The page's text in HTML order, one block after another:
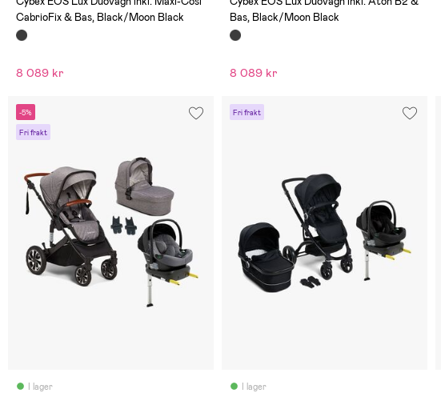
CabrioFix & Bas, Black/Moon Black
8 089 kr
Bas, Black/Moon Black
8 089 kr
-5%
Fri frakt
I lager
Fri frakt
I lager